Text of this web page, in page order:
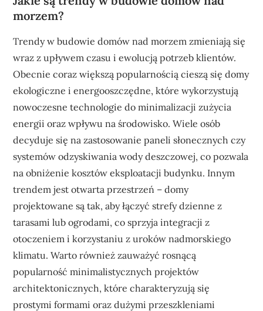
morzem?
Trendy w budowie domów nad morzem zmieniają się
wraz z upływem czasu i ewolucją potrzeb klientów.
Obecnie coraz większą popularnością cieszą się domy
ekologiczne i energooszczędne, które wykorzystują
nowoczesne technologie do minimalizacji zużycia
energii oraz wpływu na środowisko. Wiele osób
decyduje się na zastosowanie paneli słonecznych czy
systemów odzyskiwania wody deszczowej, co pozwala
na obniżenie kosztów eksploatacji budynku. Innym
trendem jest otwarta przestrzeń – domy
projektowane są tak, aby łączyć strefy dzienne z
tarasami lub ogrodami, co sprzyja integracji z
otoczeniem i korzystaniu z uroków nadmorskiego
klimatu. Warto również zauważyć rosnącą
popularność minimalistycznych projektów
architektonicznych, które charakteryzują się
prostymi formami oraz dużymi przeszkleniami